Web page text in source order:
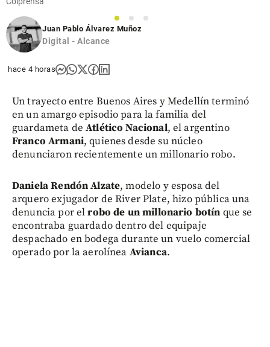
1 2
3
Juan Pablo Álvarez Muñoz
Digital - Alcance
hace 4 horas
Un trayecto entre Buenos Aires y Medellín terminó
en un amargo episodio para la familia del
guardameta deAtlético Nacional, el argentino
Franco Armani, quienes desde su núcleo
denunciaron recientemente un millonario robo.
Daniela Rendón Alzate, modelo y esposa del
arquero exjugador de River Plate, hizo pública una
denuncia por elrobo de un millonario botín que se
encontraba guardado dentro del equipaje
despachado en bodega durante un vuelo comercial
operado por la aerolínea Avianca.